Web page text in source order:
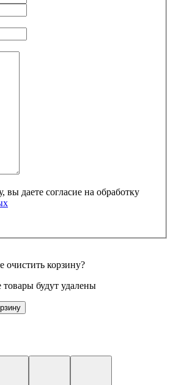
вы даете согласие на обработку
очистить корзину?
будут удалены